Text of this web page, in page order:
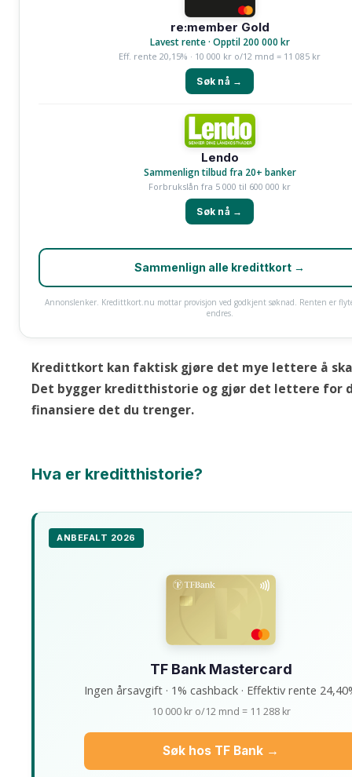
Kredittkort kan faktisk gjøre det mye lettere å
Det bygger kreditthistorie og gjør det lettere for
finansiere det du trenger.
Hva er kreditthistorie?
ANBEFALT 2026
TF Bank Mastercard
Ingen årsavgift · 1% cashback · Effektiv rente
10 000 kr o/12 mnd = 11 288 kr
Søk hos TF Bank →
re:member Gold
Lavest rente · Opptil 200 000 kr
Eff. rente 20,15% · 10 000 kr o/12 mnd = 11 085 kr
Søk nå →
Lendo
Sammenlign tilbud fra 20+ banker
Forbrukslån fra 5 000 til 600 000 kr
Søk nå →
Sammenlign alle kredittkort →
Annonslenker. Kredittkort.nu mottar provisjon ved godkjent søknad. Renten er
endres.